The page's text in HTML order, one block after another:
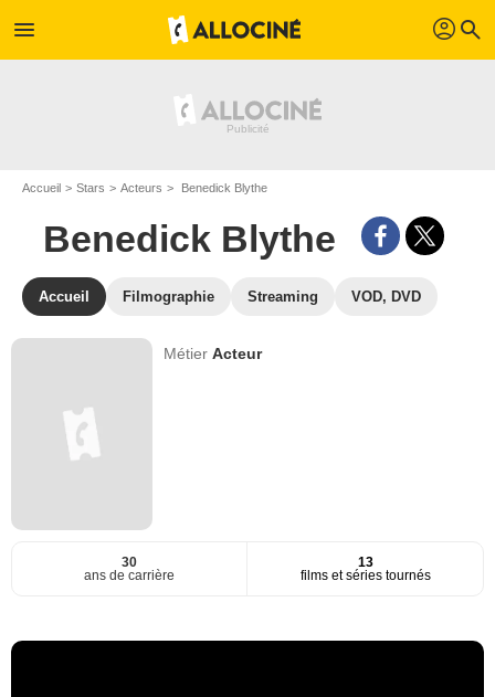
menu profil search
Accueil Stars Acteurs Benedick Blythe
Benedick Blythe
Accueil Filmographie Streaming VOD, DVD
MétierActeur
30
ans de carrière
13
films et séries tournés